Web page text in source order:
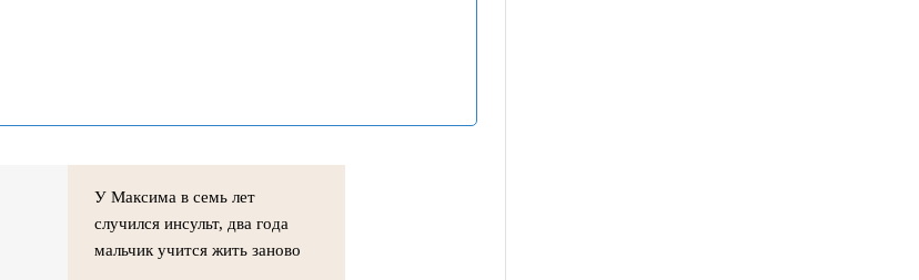
У Максима в семь лет
случился инсульт, два года
мальчик учится жить заново